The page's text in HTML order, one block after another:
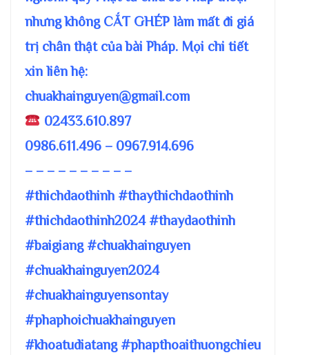
nhưng không CẮT GHÉP làm mất đi giá
trị chân thật của bài Pháp. Mọi chi tiết
xin liên hệ:
chuakhainguyen@gmail.com
02433.610.897
0986.611.496 – 0967.914.696
– – – – – – – – – –
#thichdaothinh #thaythichdaothinh
#thichdaothinh2024 #thaydaothinh
#baigiang #chuakhainguyen
#chuakhainguyen2024
#chuakhainguyensontay
#phaphoichuakhainguyen
#khoatudiatang #phapthoaithuongchieu